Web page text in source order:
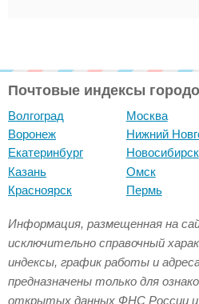
Почтовые индексы
Волгоград
Воронеж
Екатеринбург
Казань
Красноярск
Москва
Нижний
Новосибирск
Омск
Пермь
Информация, размещенная на
исключительно справочный
индексы, график работы и
предназначены только для
открытых данных ФНС России